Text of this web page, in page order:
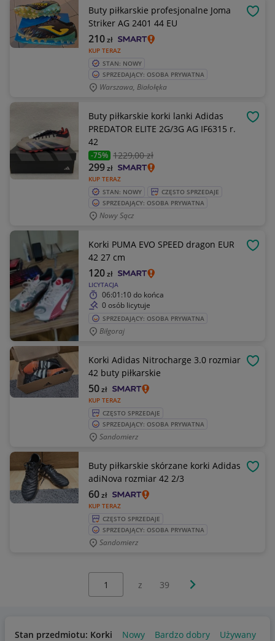
Buty piłkarskie profesjonalne Joma
Striker AG 2401 44 EU
KUP TERAZ
210zł
STAN: NOWY
SPRZEDAJĄCY: OSOBA PRYWATNA
Warszawa, Białołęka
Buty piłkarskie korki lanki Adidas
PREDATOR ELITE 2G/3G AG IF6315 r.
42
-75% 1229,00 zł
KUP TERAZ
299zł
STAN: NOWY
CZĘSTO SPRZEDAJE
SPRZEDAJĄCY: OSOBA PRYWATNA
Nowy Sącz
Korki PUMA EVO SPEED dragon EUR
42 27 cm
LICYTACJA
120zł
06:01:10do końca
0 osób licytuje
SPRZEDAJĄCY: OSOBA PRYWATNA
Biłgoraj
Korki Adidas Nitrocharge 3.0 rozmiar
42 buty piłkarskie
KUP TERAZ
50zł
CZĘSTO SPRZEDAJE
SPRZEDAJĄCY: OSOBA PRYWATNA
Sandomierz
Buty piłkarskie skórzane korki Adidas
adiNova rozmiar 42 2/3
KUP TERAZ
60zł
CZĘSTO SPRZEDAJE
SPRZEDAJĄCY: OSOBA PRYWATNA
Sandomierz
z 39 Następna strona
Stan przedmiotu: Korki Nowy Bardzo dobry Używany